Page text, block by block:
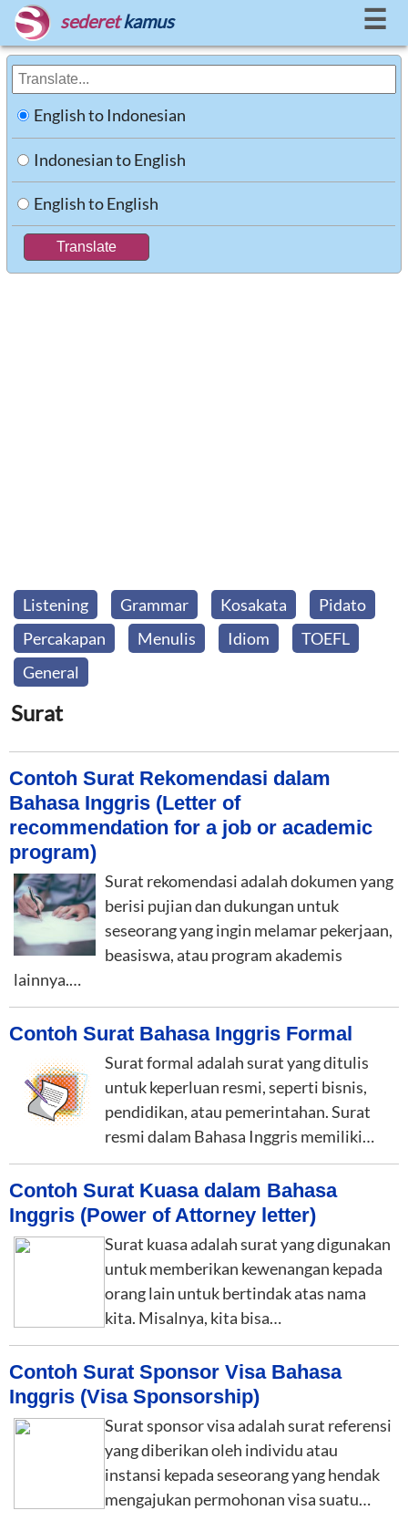
sederet kamus ☰
English to Indonesian
Indonesian to English
English to English
Listening Grammar Kosakata
Pidato
Percakapan
Menulis Idiom
TOEFL
General
Surat
Contoh Surat Rekomendasi dalam
Bahasa Inggris (Letter of
recommendation for a job or academic
program)
Surat rekomendasi adalah dokumen yang
berisi pujian dan dukungan untuk
seseorang yang ingin melamar pekerjaan,
beasiswa, atau program akademis
lainnya.…
Contoh Surat Bahasa Inggris Formal
Surat formal adalah surat yang ditulis
untuk keperluan resmi, seperti bisnis,
pendidikan, atau pemerintahan. Surat
resmi dalam Bahasa Inggris memiliki…
Contoh Surat Kuasa dalam Bahasa
Inggris (Power of Attorney letter)
Surat kuasa adalah surat yang digunakan
untuk memberikan kewenangan kepada
orang lain untuk bertindak atas nama
kita. Misalnya, kita bisa…
Contoh Surat Sponsor Visa Bahasa
Inggris (Visa Sponsorship)
Surat sponsor visa adalah surat referensi
yang diberikan oleh individu atau
instansi kepada seseorang yang hendak
mengajukan permohonan visa suatu…